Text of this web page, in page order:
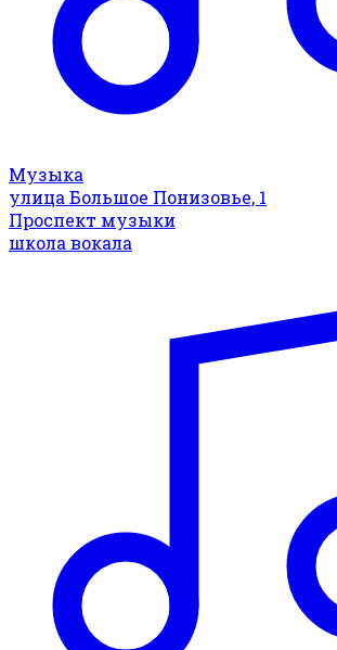
Музыка
улица Большое Понизовье, 1
Проспект музыки
школа вокала